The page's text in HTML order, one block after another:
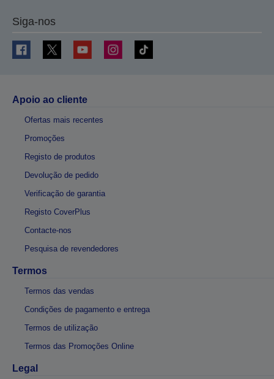
Siga-nos
Apoio ao cliente
Ofertas mais recentes
Promoções
Registo de produtos
Devolução de pedido
Verificação de garantia
Registo CoverPlus
Contacte-nos
Pesquisa de revendedores
Termos
Termos das vendas
Condições de pagamento e entrega
Termos de utilização
Termos das Promoções Online
Legal